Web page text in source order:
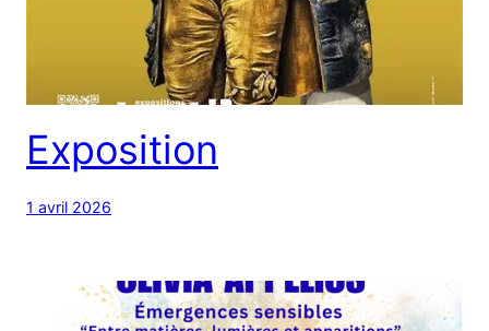
Exposition
1 avril 2026